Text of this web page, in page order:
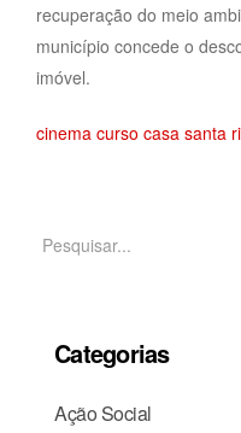
recuperação do meio
município concede o
imóvel.
cinema curso casa santa
Categorias
Ação Social